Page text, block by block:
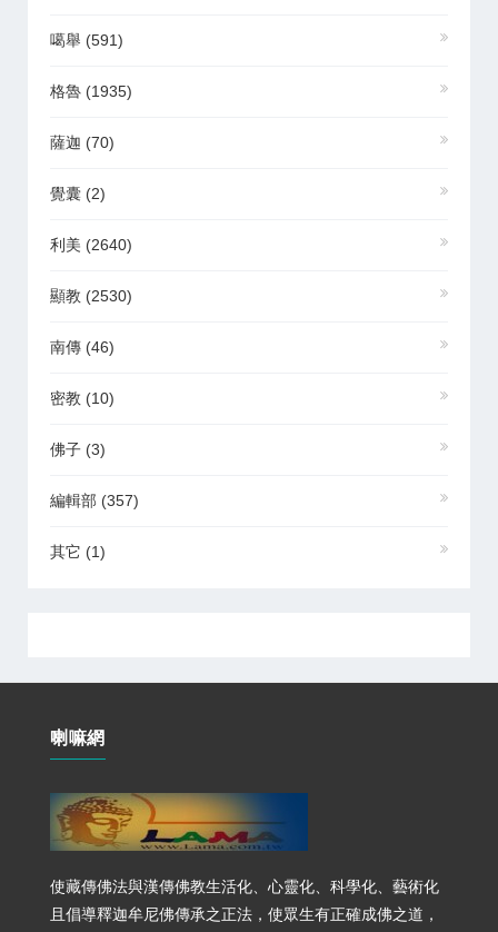
噶舉 (591)
格魯 (1935)
薩迦 (70)
覺囊 (2)
利美 (2640)
顯教 (2530)
南傳 (46)
密教 (10)
佛子 (3)
編輯部 (357)
其它 (1)
喇嘛網
使藏傳佛法與漢傳佛教生活化、心靈化、科學化、藝術化
且倡導釋迦牟尼佛傳承之正法，使眾生有正確成佛之道，